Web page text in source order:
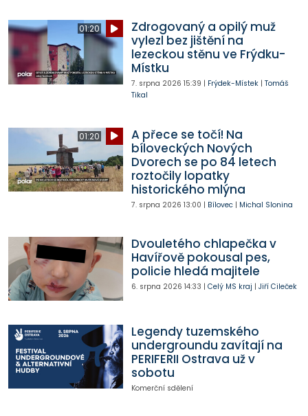
01:20
Zdrogovaný a opilý muž
vylezl bez jištění na
lezeckou stěnu ve Frýdku-
Místku
7. srpna 2026 15:39 | Frýdek-Místek| Tomáš
Tikal
01:20
A přece se točí! Na
bíloveckých Nových
Dvorech se po 84 letech
roztočily lopatky
historického mlýna
7. srpna 2026 13:00 | Bílovec| Michal Slonina
Dvouletého chlapečka v
Havířově pokousal pes,
policie hledá majitele
6. srpna 2026 14:33 | Celý MS kraj | Jiří Cileček
Legendy tuzemského
undergroundu zavítají na
PERIFERII Ostrava už v
sobotu
Komerční sdělení